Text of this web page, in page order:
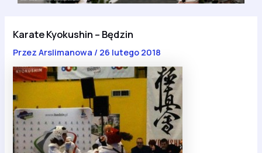
Karate Kyokushin – Będzin
PrzezArslimanowa / 26 lutego 2018